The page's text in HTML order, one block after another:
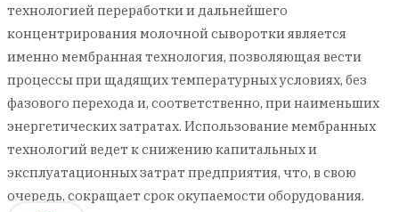
технологией переработки и дальнейшего
концентрирования молочной сыворотки является
именно мембранная технология, позволяющая вести
процессы при щадящих температурных условиях, без
фазового перехода и, соответственно, при наименьших
энергетических затратах. Использование мембранных
технологий ведет к снижению капитальных и
эксплуатационных затрат предприятия, что, в свою
очередь, сокращает срок окупаемости оборудования.